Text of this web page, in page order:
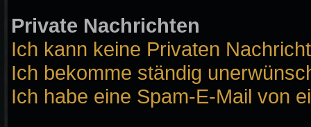
Private Nachrichten
Ich kann keine Privaten
Ich bekomme ständig
Ich habe eine Spam-E-Mail von